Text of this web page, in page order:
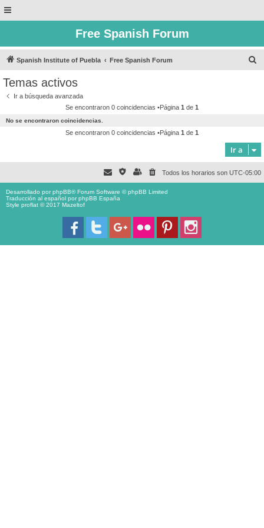
Free Spanish Forum
Spanish Institute of Puebla Free Spanish Forum
Temas activos
Ir a búsqueda avanzada
Se encontraron 0 coincidencias •Página 1 de 1
No se encontraron coincidencias.
Se encontraron 0 coincidencias •Página 1 de 1
Ir a
Todos los horarios son UTC-05:00
Desarrollado porphpBB® Forum Software © phpBB Limited
Traducción al español porphpBB España
Style proflat © 2017 Mazeltof